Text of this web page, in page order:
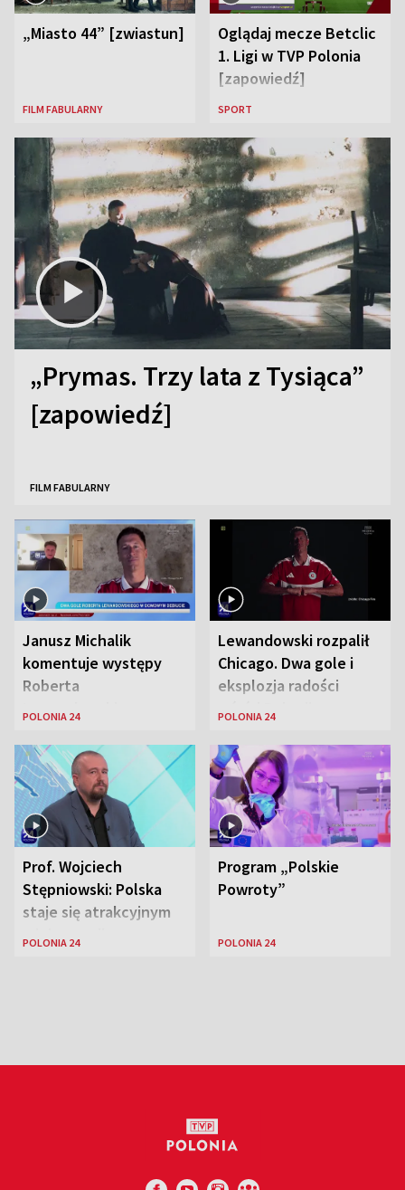
„Miasto 44” [zwiastun]
FILM FABULARNY
Oglądaj mecze Betclic
1. Ligi w TVP Polonia
[zapowiedź]
SPORT
„Prymas. Trzy lata z Tysiąca”
[zapowiedź]
FILM FABULARNY
Janusz Michalik
komentuje występy
Roberta
Lewandowskiego w
Zjednoczonych
POLONIA 24
Lewandowski rozpalił
Chicago. Dwa gole i
eksplozja radości
wśród Polonii
POLONIA 24
Prof. Wojciech
Stępniowski: Polska
staje się atrakcyjnym
POLONIA 24
Program „Polskie
Powroty”
POLONIA 24